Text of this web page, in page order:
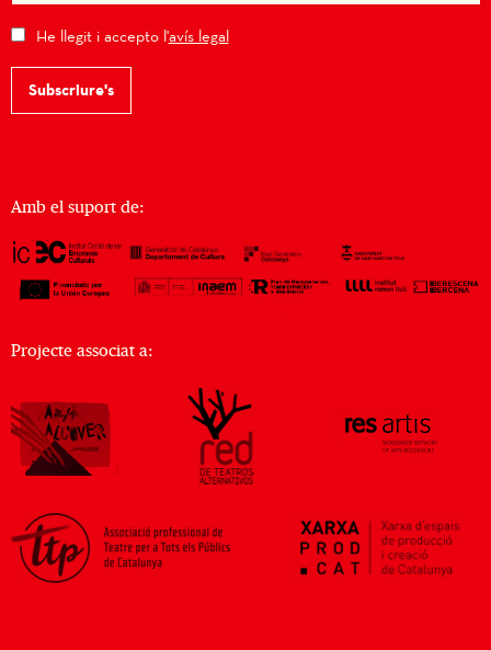
He llegit i accepto l'avís legal
Subscriure's
Amb el suport de:
Projecte associat a: